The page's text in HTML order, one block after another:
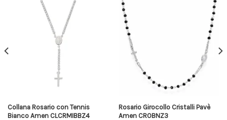
Collana Rosario con Tennis
Bianco Amen CLCRMIBBZ4
Rosario Girocollo Cristalli Pavè
Amen CROBNZ3